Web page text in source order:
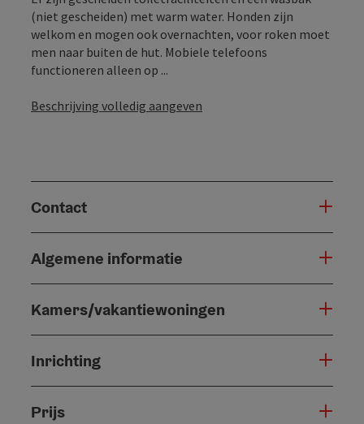
(niet gescheiden) met warm water. Honden zijn
welkom en mogen ook overnachten, voor roken moet
men naar buiten de hut. Mobiele telefoons
functioneren alleen op ...
Beschrijving volledig aangeven
Contact
Algemene informatie
Kamers/vakantiewoningen
Inrichting
Prijs